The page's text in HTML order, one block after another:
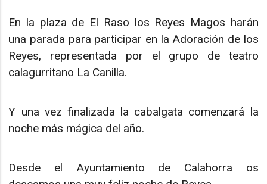
En la plaza de El Raso los Reyes Magos harán
una parada para participar en la Adoración de los
Reyes, representada por el grupo de teatro
calagurritano La Canilla.
Y una vez finalizada la cabalgata comenzará la
noche más mágica del año.
Desde el Ayuntamiento de Calahorra os